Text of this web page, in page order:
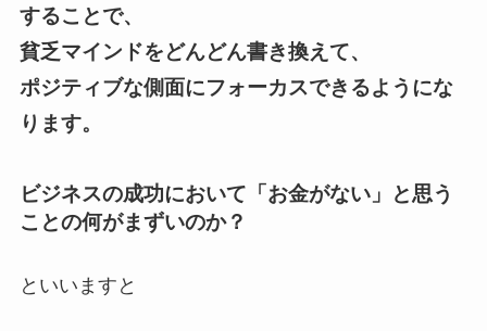
することで、
貧乏マインドをどんどん書き換えて、
ポジティブな側面にフォーカスできるようにな
ります。
ビジネスの成功において「お金がない」と思う
ことの何がまずいのか？
といいますと